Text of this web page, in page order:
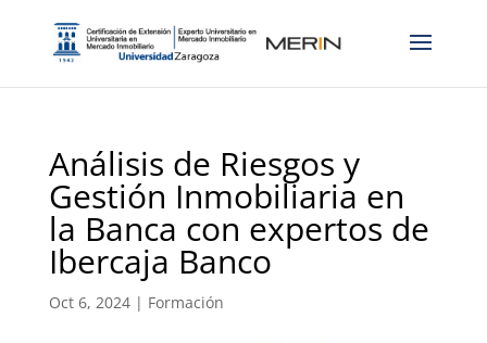
Análisis de Riesgos y
Gestión Inmobiliaria en
la Banca con expertos de
Ibercaja Banco
Oct 6, 2024| Formación